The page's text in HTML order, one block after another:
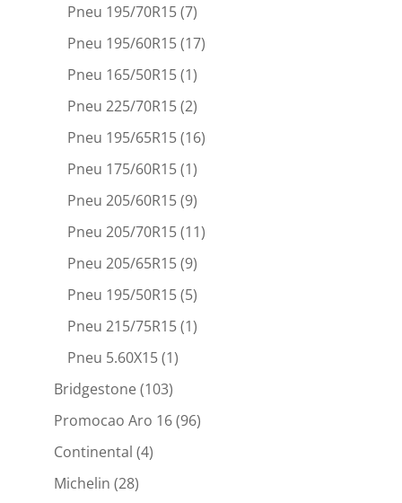
Pneu 195/70R15(7)
Pneu 195/60R15(17)
Pneu 165/50R15(1)
Pneu 225/70R15(2)
Pneu 195/65R15(16)
Pneu 175/60R15(1)
Pneu 205/60R15(9)
Pneu 205/70R15(11)
Pneu 205/65R15(9)
Pneu 195/50R15(5)
Pneu 215/75R15(1)
Pneu 5.60X15(1)
Bridgestone(103)
Promocao Aro 16(96)
Continental (4)
Michelin (28)